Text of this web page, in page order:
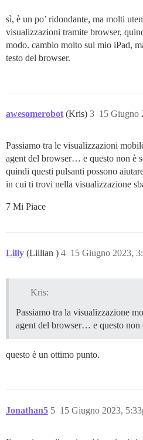
sì, è un po’ ridondante, ma molti
visualizzazioni tramite browser,
modo. cambio molto sul mio iPad,
testo del browser.
awesomerobot (Kris) 15 Giugno
3
Passiamo tra le visualizzazioni
agent del browser… e questo non è
quindi questi pulsanti possono
in cui ti trovi nella visualizzazione
7 Mi Piace
Lilly (Lillian ) 15 Giugno 2023,
4
Kris:
Passiamo tra la visualizzazione
agent del browser… e questo non
questo è un ottimo punto.
Jonathan5 15 Giugno 2023,
5